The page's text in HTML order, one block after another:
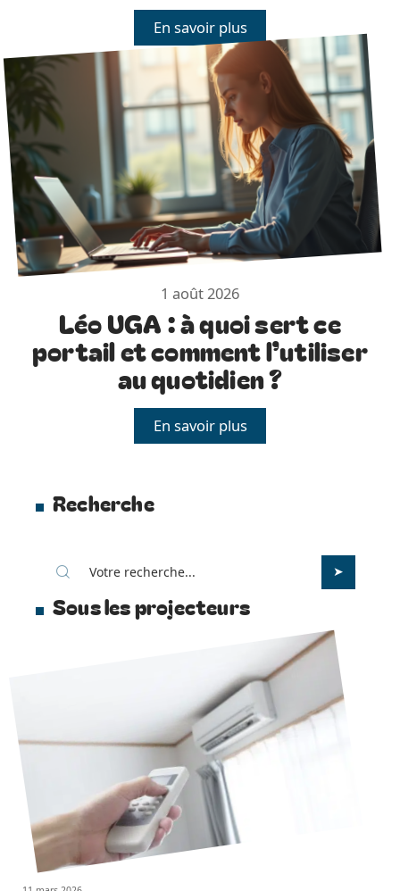
En savoir plus
1 août 2026
Léo UGA : à quoi sert ce
portail et comment l’utiliser
au quotidien ?
En savoir plus
Recherche
Sous les projecteurs